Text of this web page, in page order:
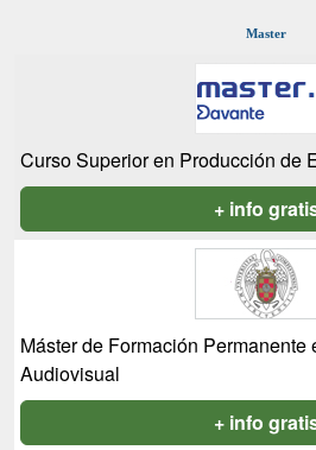
Master
Curso Superior en Producción de
+ info
Máster de Formación Permanente
Audiovisual
+ info